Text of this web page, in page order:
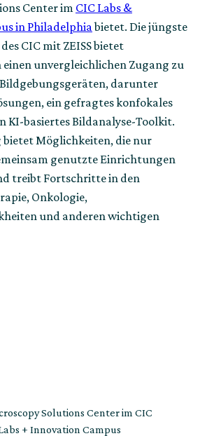
Center imCIC Labs &
in Philadelphiabietet. Die jüngste
CIC mit ZEISS bietet
unvergleichlichen Zugang zu
darunter
ein gefragtes konfokales
KI-basiertes Bildanalyse-Toolkit.
bietet Möglichkeiten, die nur
genutzte Einrichtungen
treibt Fortschritte in den
Onkologie,
und anderen wichtigen
Solutions Center im CIC
+ Innovation Campus